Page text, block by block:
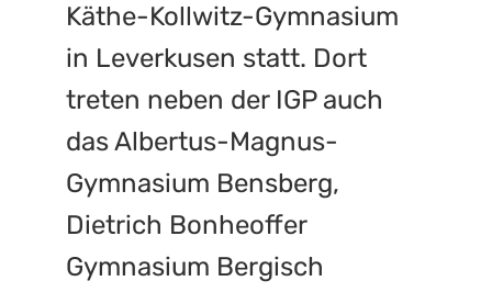
Käthe-Kollwitz-Gymnasium
in Leverkusen statt. Dort
treten neben der IGP auch
das Albertus-Magnus-
Gymnasium Bensberg,
Dietrich Bonheoffer
Gymnasium Bergisch